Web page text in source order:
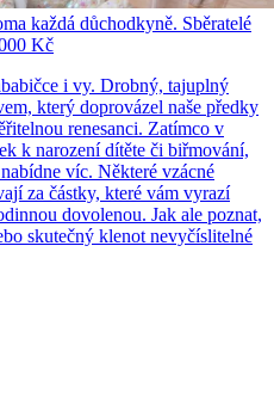
každá důchodkyně. Sběratelé
Kč
i vy. Drobný, tajuplný
který doprovázel naše předky
renesanci. Zatímco v
k narození dítěte či biřmování,
víc. Některé vzácné
za částky, které vám vyrazí
dovolenou. Jak ale poznat,
skutečný klenot nevyčíslitelné